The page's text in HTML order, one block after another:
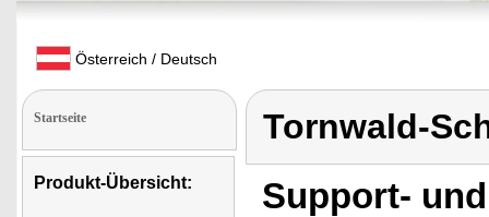
Österreich / Deutsch
Startseite
Produkt-Übersicht:
Tornwald-
Support-